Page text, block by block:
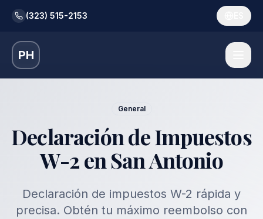
(323) 515-2153
PH
General
Declaración de Impuestos
W-2 en San Antonio
Declaración de impuestos W-2 rápida y
precisa. Obtén tu máximo reembolso con